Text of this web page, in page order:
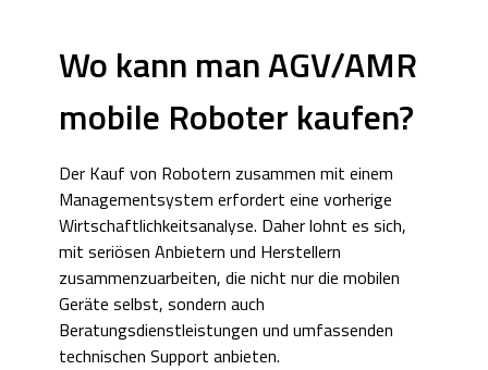
Wo kann man AGV/AMR
mobile Roboter kaufen?
Der Kauf von Robotern zusammen mit einem
Managementsystem erfordert eine vorherige
Wirtschaftlichkeitsanalyse. Daher lohnt es sich,
mit seriösen Anbietern und Herstellern
zusammenzuarbeiten, die nicht nur die mobilen
Geräte selbst, sondern auch
Beratungsdienstleistungen und umfassenden
technischen Support anbieten.